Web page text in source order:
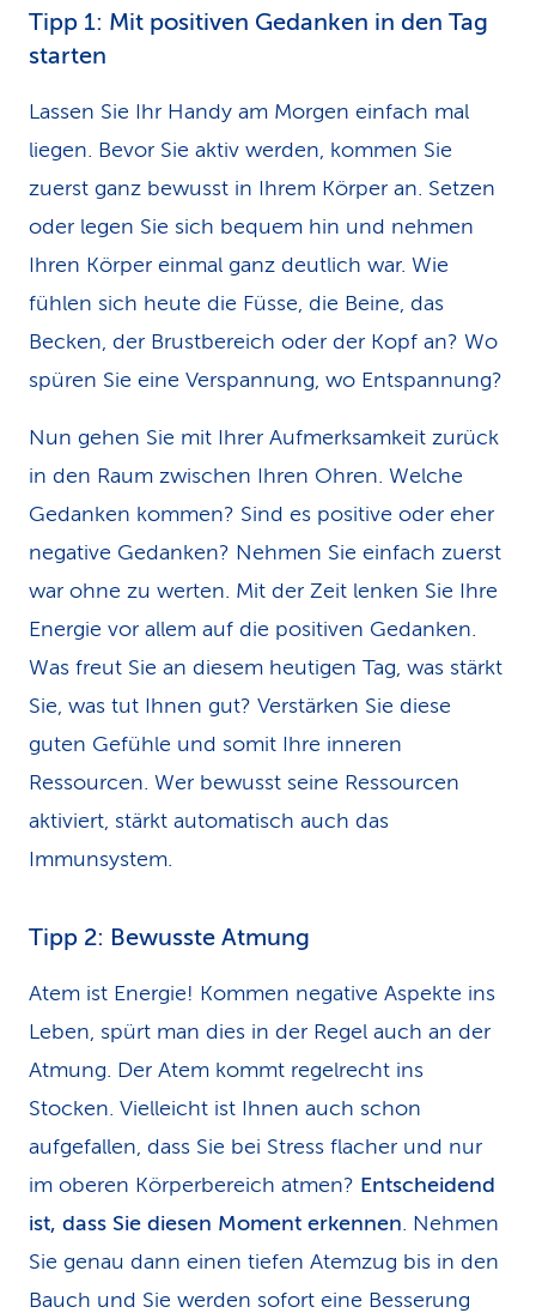
Tipp 1: Mit positiven Gedanken in den Tag
starten
Lassen Sie Ihr Handy am Morgen einfach mal
liegen. Bevor Sie aktiv werden, kommen Sie
zuerst ganz bewusst in Ihrem Körper an. Setzen
oder legen Sie sich bequem hin und nehmen
Ihren Körper einmal ganz deutlich war. Wie
fühlen sich heute die Füsse, die Beine, das
Becken, der Brustbereich oder der Kopf an? Wo
spüren Sie eine Verspannung, wo Entspannung?
Nun gehen Sie mit Ihrer Aufmerksamkeit zurück
in den Raum zwischen Ihren Ohren. Welche
Gedanken kommen? Sind es positive oder eher
negative Gedanken? Nehmen Sie einfach zuerst
war ohne zu werten. Mit der Zeit lenken Sie Ihre
Energie vor allem auf die positiven Gedanken.
Was freut Sie an diesem heutigen Tag, was stärkt
Sie, was tut Ihnen gut? Verstärken Sie diese
guten Gefühle und somit Ihre inneren
Ressourcen. Wer bewusst seine Ressourcen
aktiviert, stärkt automatisch auch das
Immunsystem.
Tipp 2: Bewusste Atmung
Atem ist Energie! Kommen negative Aspekte ins
Leben, spürt man dies in der Regel auch an der
Atmung. Der Atem kommt regelrecht ins
Stocken. Vielleicht ist Ihnen auch schon
aufgefallen, dass Sie bei Stress flacher und nur
im oberen Körperbereich atmen? Entscheidend
ist, dass Sie diesen Moment erkennen. Nehmen
Sie genau dann einen tiefen Atemzug bis in den
Bauch und Sie werden sofort eine Besserung